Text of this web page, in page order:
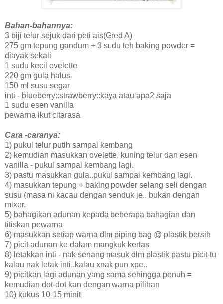
Bahan-bahannya:
3 biji telur sejuk dari peti ais(Gred A)
275 gm tepung gandum + 3 sudu teh baking powder =
diayak sekali
1 sudu kecil ovelette
220 gm gula halus
150 ml susu segar
inti - blueberry::strawberry::kaya atau apa2 saja
1 sudu esen vanilla
pewarna ikut citarasa
Cara -caranya:
1) pukul telur putih sampai kembang
2) kemudian masukkan ovelette, kuning telur dan esen
vanilla - pukul sampai kembang lagi.
3) pastu masukkan gula..pukul sampai kembang lagi.
4) masukkan tepung + baking powder selang seli dengan
susu (masa ni kacau dengan senduk je.. bukan dengan
mixer.
5) bahagikan adunan kepada beberapa bahagian dan
titiskan pewarna
6) masukkan setiap warna dlm piping bag @ plastik bersih
7) picit adunan ke dalam mangkuk kertas
8) letakkan inti - nak senang masuk dlm plastik pastu picit-tu
kalau nak letak inti..kalau xnak pun xpe..
9) picitkan lagi adunan yang sama sehingga penuh =
kemudian dot-dot kan dengan warna pilihan
10) kukus 10-15 minit